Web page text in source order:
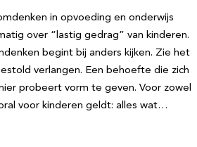
in opvoeding en onderwijs
over “lastig gedrag” van kinderen.
begint bij anders kijken. Zie het
verlangen. Een behoefte die zich
probeert vorm te geven. Voor zowel
voor kinderen geldt: alles wat…